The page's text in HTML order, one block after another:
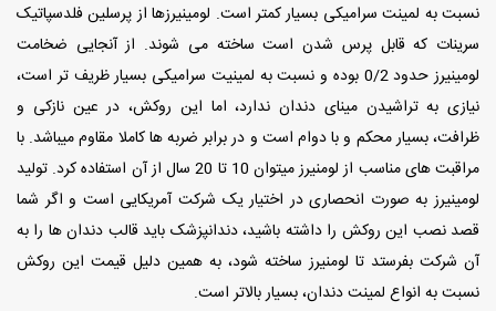
نسبت به لمینت سرامیکی بسیار کمتر است. لومینیرزها از پرسلین فلدسپاتیک
سرینات که قابل پرس شدن است ساخته می شوند. از آنجایی ضخامت
لومینیرز حدود 0/2 بوده و نسبت به لمینیت سرامیکی بسیار ظریف تر است،
نیازی به تراشیدن مینای دندان ندارد، اما این روکش، در عین نازکی و
ظرافت، بسیار محکم و با دوام است و در برابر ضربه ها کاملا مقاوم میباشد. با
مراقبت های مناسب از لومنیرز میتوان 10 تا 20 سال از آن استفاده کرد. تولید
لومینیرز به صورت انحصاری در اختیار یک شرکت آمریکایی است و اگر شما
قصد نصب این روکش را داشته باشید، دندانپزشک باید قالب دندان ها را به
آن شرکت بفرستد تا لومنیرز ساخته شود، به همین دلیل قیمت این روکش
نسبت به انواع لمینت دندان، بسیار بالاتر است.